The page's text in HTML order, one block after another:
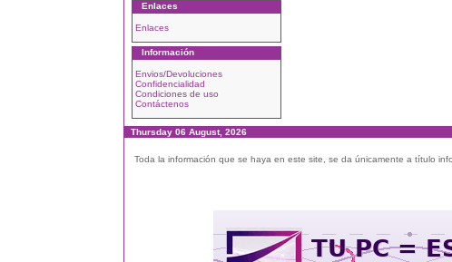
Enlaces
Enlaces
Información
Envios/Devoluciones
Confidencialidad
Condiciones de uso
Contáctenos
Thursday 06 August, 2026
Toda la información que se haya en este site, se da únicamente a título